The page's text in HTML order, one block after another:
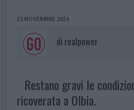
23 NOVEMBRE 2024
di realpower
Restano gravi le
ricoverata a Olbia.